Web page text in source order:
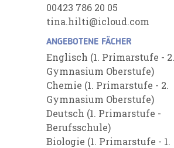
00423 786 20 05
tina.hilti@icloud.com
ANGEBOTENE FÄCHER
Englisch (1. Primarstufe - 2.
Gymnasium Oberstufe)
Chemie (1. Primarstufe - 2.
Gymnasium Oberstufe)
Deutsch (1. Primarstufe -
Berufsschule)
Biologie (1. Primarstufe - 1.